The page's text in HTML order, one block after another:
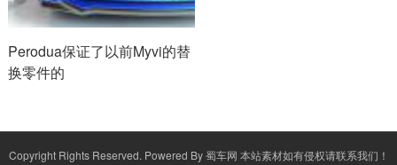
Perodua保证了以前Myvi的替
换零件的
Copyright Rights Reserved. Powered By蜀车网 本站素材如有侵权请联系我们！